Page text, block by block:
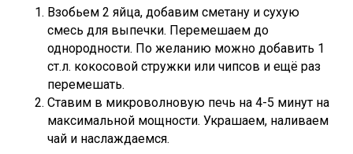
Взобьем 2 яйца, добавим сметану и сухую
смесь для выпечки. Перемешаем до
однородности. По желанию можно добавить 1
ст.л. кокосовой стружки или чипсов и ещё раз
перемешать.
Ставим в микроволновую печь на 4-5 минут на
максимальной мощности. Украшаем, наливаем
чай и наслаждаемся.